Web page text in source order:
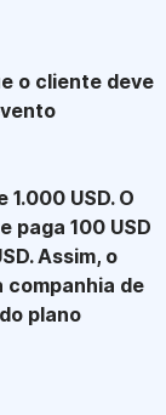
o cliente deve
USD. O
paga 100 USD
Assim, o
companhia de
plano